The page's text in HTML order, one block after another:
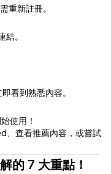
重新註冊。
。
看到熟悉內容。
使用！
、查看推薦內容，或嘗試
的 7 大重點！